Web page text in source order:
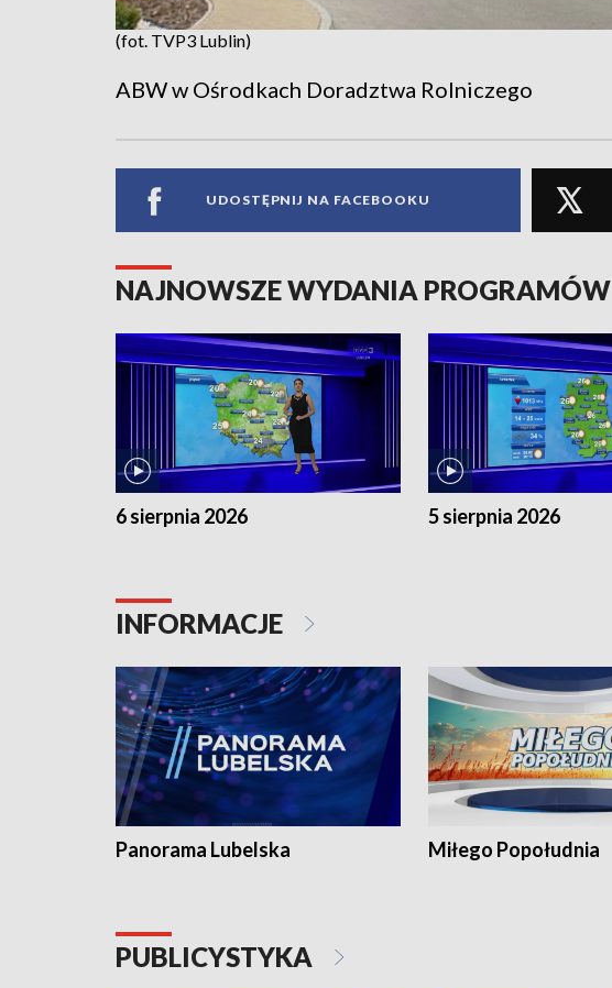
(fot. TVP3 Lublin)
ABW w Ośrodkach Doradztwa Rolniczego
UDOSTĘPNIJ NA FACEBOOKU
NAJNOWSZE WYDANIA PROGRAMÓW
6 sierpnia 2026 5 sierpnia 2026
INFORMACJE
Panorama Lubelska Miłego Popołudnia
PUBLICYSTYKA